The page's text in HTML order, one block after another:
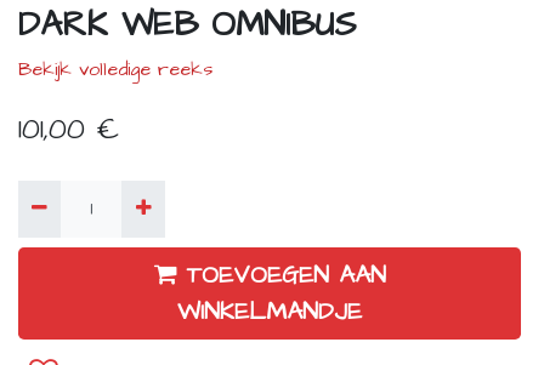
DARK WEB OMNIBUS
Bekijk volledige reeks
101,00 €
TOEVOEGEN AAN
WINKELMANDJE